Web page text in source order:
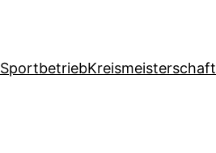
SportbetriebKreismeisterschaft